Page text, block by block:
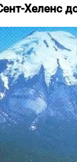
Хеленс